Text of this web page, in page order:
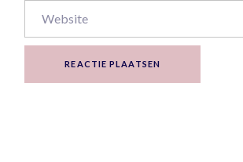
REACTIE PLAATSEN